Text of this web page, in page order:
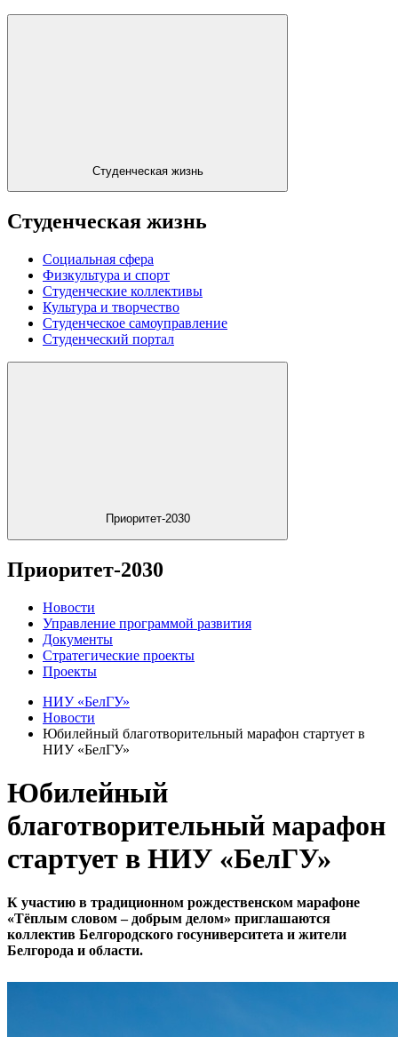
Студенческая жизнь
Студенческая жизнь
Социальная сфера
Физкультура и спорт
Студенческие коллективы
Культура и творчество
Студенческое самоуправление
Студенческий портал
Приоритет-2030
Приоритет-2030
Новости
Управление программой развития
Документы
Стратегические проекты
Проекты
НИУ «БелГУ»
Новости
Юбилейный благотворительный марафон стартует в
НИУ «БелГУ»
Юбилейный
благотворительный марафон
стартует в НИУ «БелГУ»
К участию в традиционном рождественском марафоне
«Тёплым словом – добрым делом» приглашаются
коллектив Белгородского госуниверситета и жители
Белгорода и области.